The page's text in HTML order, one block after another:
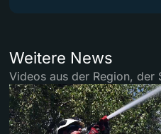
Weitere News
Videos aus der Region, der